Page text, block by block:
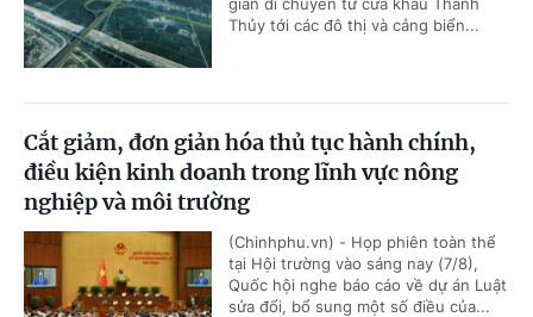
Thủy tới các đô thị và cảng biển...
Cắt giảm, đơn giản hóa thủ tục hành chính,
điều kiện kinh doanh trong lĩnh vực nông
nghiệp và môi trường
(Chinhphu.vn) - Họp phiên toàn thể
tại Hội trường vào sáng nay (7/8),
Quốc hội nghe báo cáo về dự án Luật
sửa đổi, bổ sung một số điều của...